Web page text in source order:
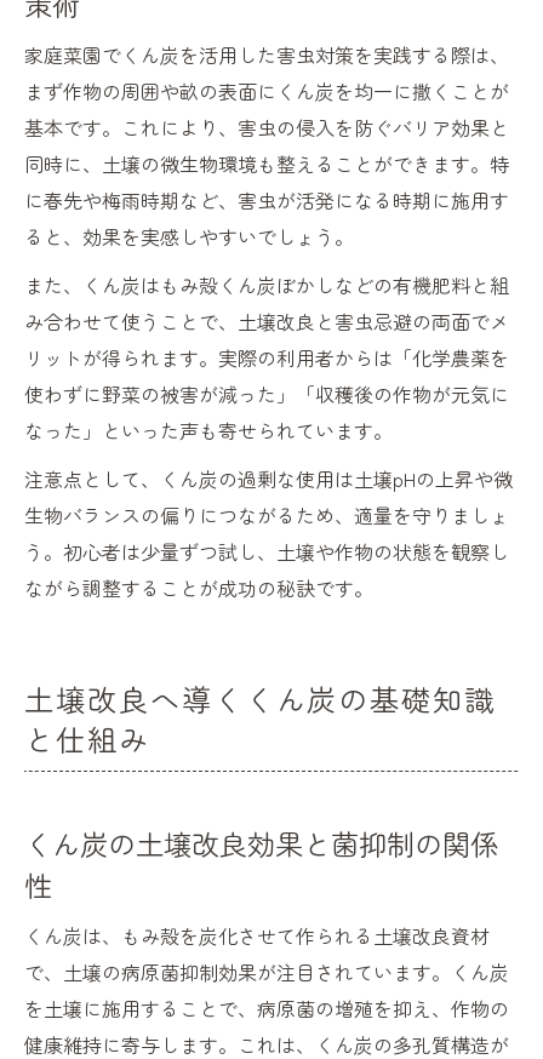
家庭菜園でくん炭を活用した害虫対策を実践する際は、
まず作物の周囲や畝の表面にくん炭を均一に撒くことが
基本です。これにより、害虫の侵入を防ぐバリア効果と
同時に、土壌の微生物環境も整えることができます。特
に春先や梅雨時期など、害虫が活発になる時期に施用す
ると、効果を実感しやすいでしょう。
また、くん炭はもみ殻くん炭ぼかしなどの有機肥料と組
み合わせて使うことで、土壌改良と害虫忌避の両面でメ
リットが得られます。実際の利用者からは「化学農薬を
使わずに野菜の被害が減った」「収穫後の作物が元気に
なった」といった声も寄せられています。
注意点として、くん炭の過剰な使用は土壌pHの上昇や微
生物バランスの偏りにつながるため、適量を守りましょ
う。初心者は少量ずつ試し、土壌や作物の状態を観察し
ながら調整することが成功の秘訣です。
土壌改良へ導くくん炭の基礎知識
と仕組み
くん炭の土壌改良効果と菌抑制の関係
性
くん炭は、もみ殻を炭化させて作られる土壌改良資材
で、土壌の病原菌抑制効果が注目されています。くん炭
を土壌に施用することで、病原菌の増殖を抑え、作物の
健康維持に寄与します。これは、くん炭の多孔質構造が